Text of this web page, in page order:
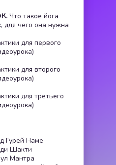
Что такое йога
для чего она нужна
для первого
для второго
для третьего
Гурей Наме
Шакти
Мантра